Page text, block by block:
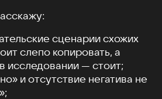
сценарии схожих
слепо копировать, а
исследовании — стоит;
и отсутствие негатива не